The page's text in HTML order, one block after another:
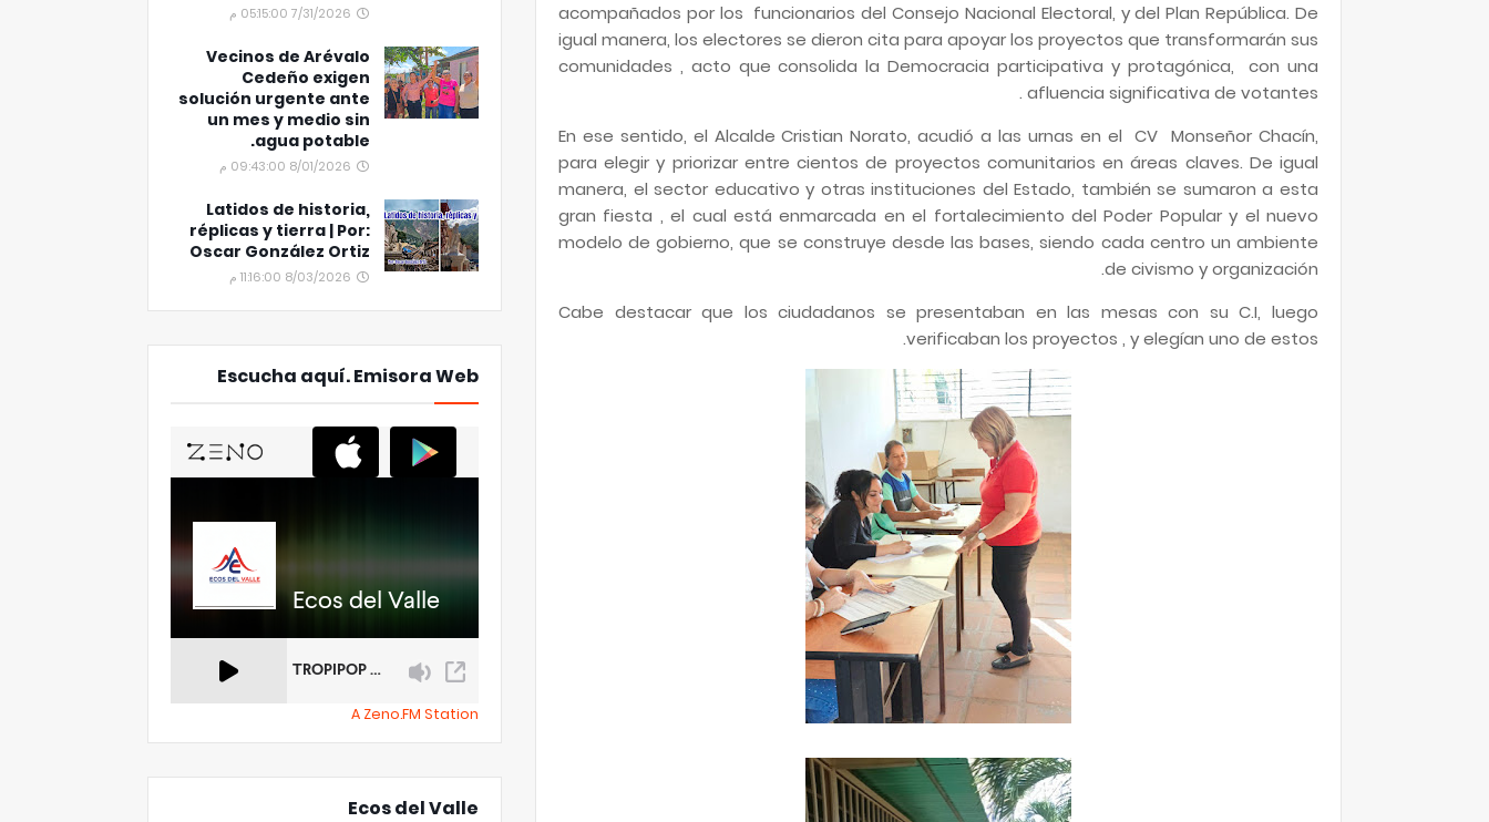
acompañados por los funcionarios del Consejo Nacional Electoral, y del Plan República. De
igual manera, los electores se dieron cita para apoyar los proyectos que transformarán sus
comunidades , acto que consolida la Democracia participativa y protagónica, con una
afluencia significativa de votantes .
En ese sentido, el Alcalde Cristian Norato, acudió a las urnas en el CV Monseñor Chacín,
para elegir y priorizar entre cientos de proyectos comunitarios en áreas claves. De igual
manera, el sector educativo y otras instituciones del Estado, también se sumaron a esta
gran fiesta , el cual está enmarcada en el fortalecimiento del Poder Popular y el nuevo
modelo de gobierno, que se construye desde las bases, siendo cada centro un ambiente
de civismo y organización.
Cabe destacar que los ciudadanos se presentaban en las mesas con su C.I, luego
verificaban los proyectos , y elegían uno de estos.
7/31/2026 05:15:00 م
Vecinos de Arévalo
Cedeño exigen
solución urgente ante
un mes y medio sin
agua potable.
8/01/2026 09:43:00 م
Latidos de historia,
réplicas y tierra | Por:
Oscar González Ortiz
8/03/2026 11:16:00 م
Escucha aquí. Emisora Web
A Zeno.FM Station
Ecos del Valle